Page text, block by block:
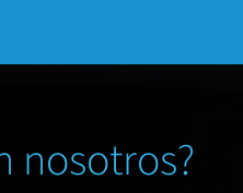
nosotros?